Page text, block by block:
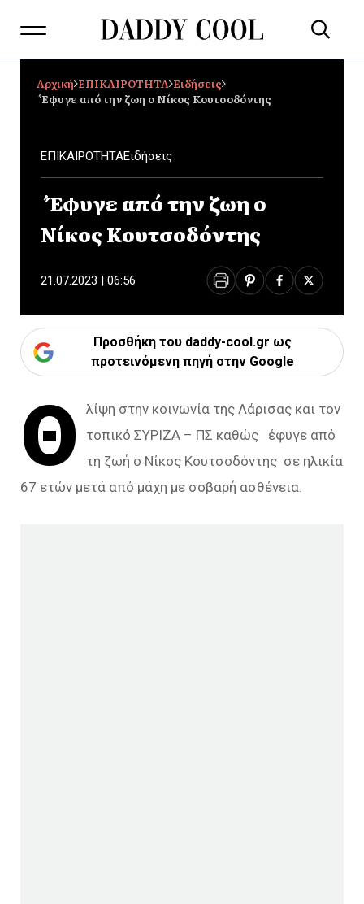
Αρχική ΕΠΙΚΑΙΡΟΤΗΤΑ Ειδήσεις
΄Έφυγε από την ζωη ο Νίκος Κουτσοδόντης
ΕΠΙΚΑΙΡΟΤΗΤΑΕιδήσεις
΄Έφυγε από την ζωη ο
Νίκος Κουτσοδόντης
21.07.2023 | 06:56
Προσθήκη του daddy-cool.gr ως
προτεινόμενη πηγή στην Google
Θ
λίψη στην κοινωνία της Λάρισας και τον
τοπικό ΣΥΡΙΖΑ – ΠΣ καθώς έφυγε από
τη ζωή ο Νίκος Κουτσοδόντης σε ηλικία
67 ετών μετά από μάχη με σοβαρή ασθένεια.